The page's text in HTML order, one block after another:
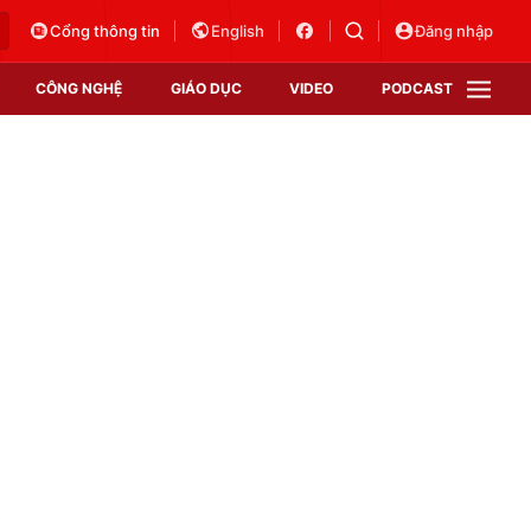
Cổng thông tin English Đăng nhập
CÔNG NGHỆ GIÁO DỤC VIDEO PODCAST